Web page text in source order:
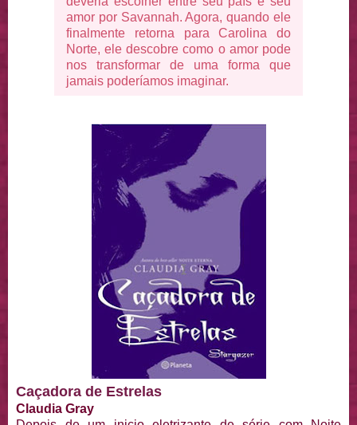
amor por Savannah. Agora, quando ele
finalmente retorna para Carolina do
Norte, ele descobre como o amor pode
nos transformar de uma forma que
jamais poderíamos imaginar.
Caçadora de Estrelas
Claudia Gray